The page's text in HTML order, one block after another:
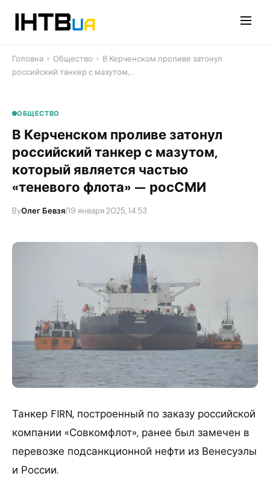
Головна › Общество › В Керченском проливе затонул
российский танкер с мазутом,…
ОБЩЕСТВО
В Керченском проливе затонул
российский танкер с мазутом,
который является частью
«теневого флота» — росСМИ
ByОлег Бевзя/19 января 2025, 14:53
Танкер FIRN, построенный по заказу российской
компании «Совкомфлот», ранее был замечен в
перевозке подсанкционной нефти из Венесуэлы
и России.